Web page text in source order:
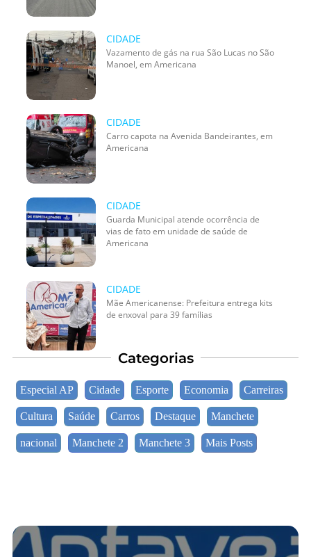
CIDADE
Vazamento de gás na rua São Lucas no São
Manoel, em Americana
CIDADE
Carro capota na Avenida Bandeirantes, em
Americana
CIDADE
Guarda Municipal atende ocorrência de
vias de fato em unidade de saúde de
Americana
CIDADE
Mãe Americanense: Prefeitura entrega kits
de enxoval para 39 famílias
Categorias
Especial AP Cidade Esporte Economia Carreiras
Cultura Saúde Carros Destaque Manchete
nacional Manchete 2 Manchete 3 Mais Posts